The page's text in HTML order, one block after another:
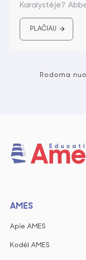
Karalystėje?
PLAČIAU
Rodoma
AMES
Apie AMES
Kodėl AMES